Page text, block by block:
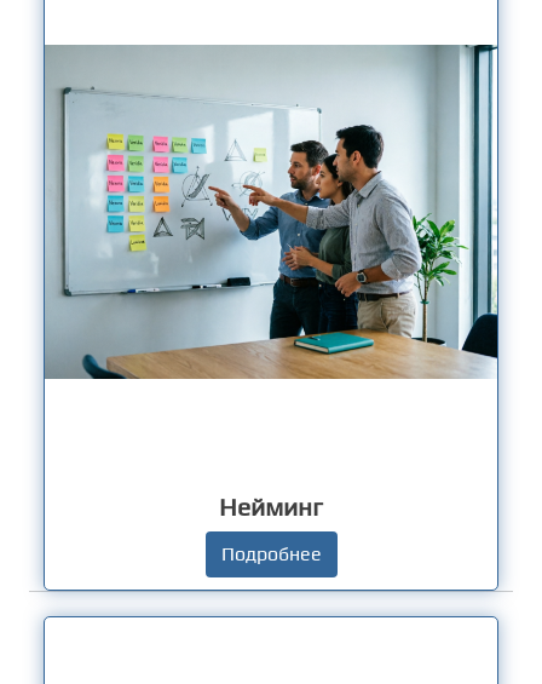
Нейминг
Подробнее